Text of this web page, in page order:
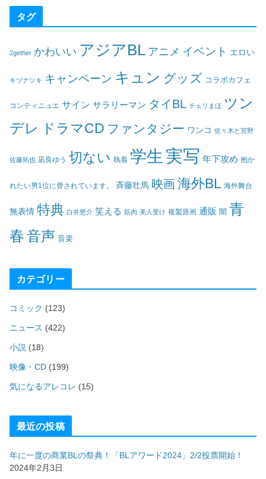
タグ
2gether かわいい アジアBL アニメ イベント エロい
キヅナツキ キャンペーン キュン グッズ コラボカフェ
コンティニュエ サイン サラリーマン タイBL チェリまほ ツン
デレ
ドラマCD ファンタジー ワンコ 佐々木と宮野
佐藤拓也 凪良ゆう 切ない 執着 学生 実写 年下攻め 抱か
れたい男1位に脅されています。 斉藤壮馬 映画海外BL 海外舞台
無表情 特典 白井悠介 笑える 筋肉 美人受け 複製原画 通販 闇 青
春音声 音楽
カテゴリー
コミック (123)
ニュース (422)
小説 (18)
映像・CD (199)
気になるアレコレ (15)
最近の投稿
年に一度の商業BLの祭典！「BLアワード2024」2/2投票開始！
2024年2月3日